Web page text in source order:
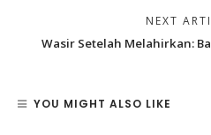
NEXT
Wasir Setelah Melahirkan:
YOU MIGHT ALSO LIKE